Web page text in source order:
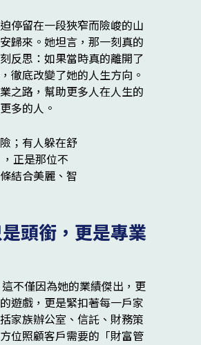
停留在一段狹窄而險峻的山
歸來。她坦言，那一刻真的
反思：如果當時真的離開了
徹底改變了她的人生方向。
之路，幫助更多人在人生的
多的人。
頭銜，更是專業
不僅因為她的業績傑出，更
遊戲，更是緊扣著每一戶家
家族辦公室、信託、財務策
位照顧客戶需要的「財富管